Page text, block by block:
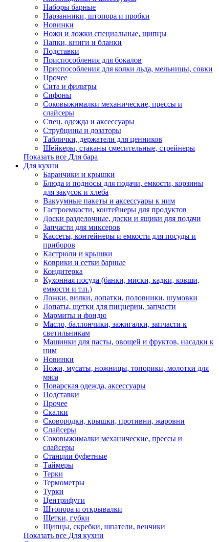
Наборы барные
Нарзанники, штопора и пробки
Новинки
Ножи и ложки специальные, щипцы
Папки, книги и бланки
Подставки
Приспособления для бокалов
Приспособления для колки льда, мельницы, совки
Прочее
Сита и фильтры
Сифоны
Соковыжималки механические, прессы и
слайсеры
Спец. одежда и аксессуары
Струбцины и дозаторы
Таблички, держатели для ценников
Шейкеры, стаканы смесительные, стрейнеры
Показать все Для бара
Для кухни
Баранчики и крышки
Блюда и подносы для подачи, емкости, корзины
для закусок и хлеба
Вакуумные пакеты и аксессуары к ним
Гастроемкости, контейнеры для продуктов
Доски разделочные, доски и ящики для подачи
Запчасти для миксеров
Кассеты, контейнеры и емкости для посуды и
приборов
Кастрюли и крышки
Коврики и сетки барные
Кондитерка
Кухонная посуда (банки, миски, кадки, ковши,
емкости и т.п.)
Ложки, вилки, лопатки, половники, шумовки
Лопаты, щетки для пиццерии, запчасти
Мармиты и фондю
Масло, баллончики, зажигалки, запчасти к
светильникам
Машинки для пасты, овощей и фруктов, насадки к
ним
Новинки
Ножи, мусаты, ножницы, топорики, молотки для
мяса
Поварская одежда, аксессуары
Подставки
Прочее
Скалки
Сковородки, крышки, противни, жаровни
Слайсеры
Соковыжималки механические, прессы и
слайсеры
Станции буфетные
Таймеры
Терки
Термометры
Турки
Центрифуги
Штопора и открывалки
Щетки, губки
Щипцы, скребки, шпатели, венчики
Показать все Для кухни